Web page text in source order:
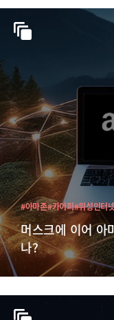
머스크에 이어 아
나?
#아마존#카이퍼#위성인터